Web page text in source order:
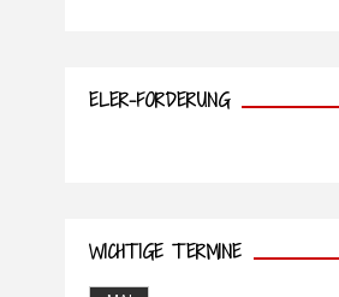
ELER-FÖRDERUNG
WICHTIGE TERMINE